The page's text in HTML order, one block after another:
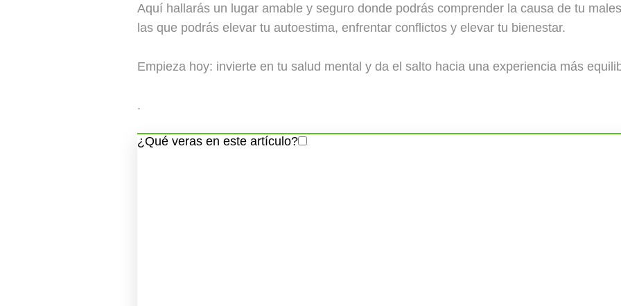
Aquí hallarás un lugar amable y seguro donde podrás comprender la causa de tu
las que podrás elevar tu autoestima, enfrentar conflictos y elevar tu bienestar.
Empieza hoy: invierte en tu salud mental y da el salto hacia una experiencia más
.
¿Qué veras en este artículo?